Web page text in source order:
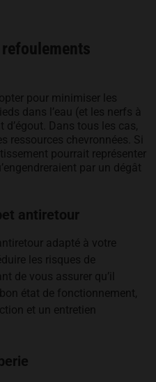
pour minimiser les
dans l’eau (et les nerfs à
Dans tous les cas,
ressources chevronnées. Si
pourrait représenter
par un dégât
antiretour
adapté à votre
les risques de
de vous assurer qu’il
état de fonctionnement,
et un entretien